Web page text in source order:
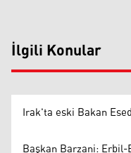
İlgili Konular
Irak'ta eski Bakan
Başkan Barzani: